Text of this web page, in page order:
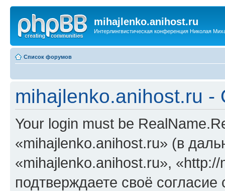
mihajlenko.anihost.ru
Интерлингвистическая конференция Николая
Список форумов
mihajlenko.anihost.ru
Your login must be
«mihajlenko.anihost.ru» (в
«mihajlenko.anihost.ru»,
подтверждаете своё